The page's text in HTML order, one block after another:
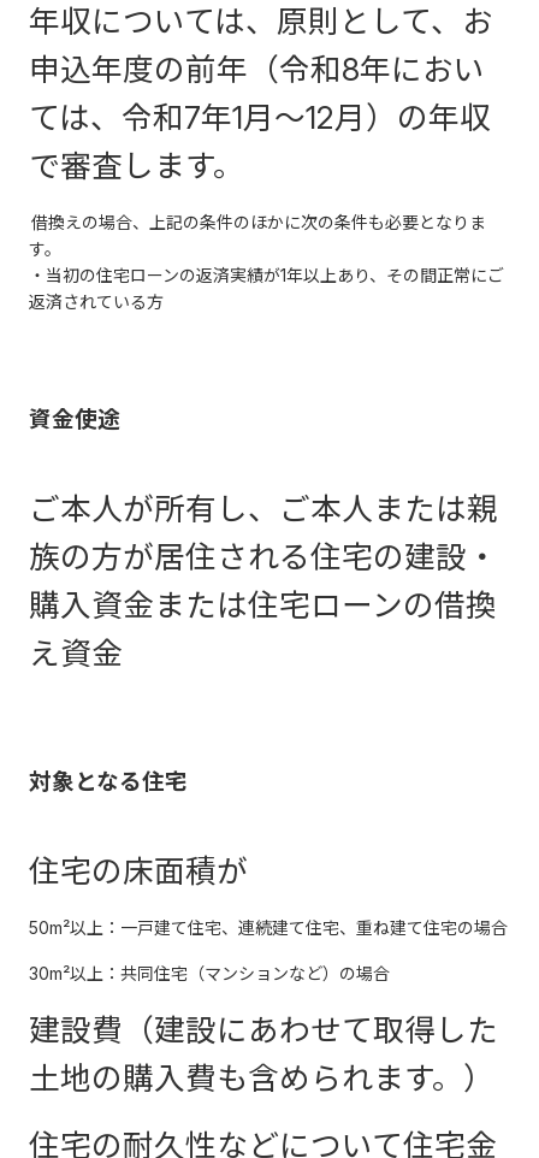
年収については、原則として、お
申込年度の前年（令和8年におい
ては、令和7年1月～12月）の年収
で審査します。
借換えの場合、上記の条件のほかに次の条件も必要となりま
す。
・当初の住宅ローンの返済実績が1年以上あり、その間正常にご
返済されている方
資金使途
ご本人が所有し、ご本人または親
族の方が居住される住宅の建設・
購入資金または住宅ローンの借換
え資金
対象となる住宅
住宅の床面積が
50m²以上：一戸建て住宅、連続建て住宅、重ね建て住宅の場合
30m²以上：共同住宅（マンションなど）の場合
建設費（建設にあわせて取得した
土地の購入費も含められます。）
住宅の耐久性などについて住宅金